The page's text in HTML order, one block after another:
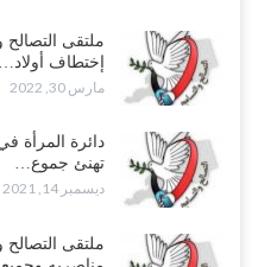
ملتقى التصالح
إختطاف أولاد…
مارس 30, 2022
دائرة المرأة
تهنئ جموع…
ديسمبر 14, 2021
ملتقى